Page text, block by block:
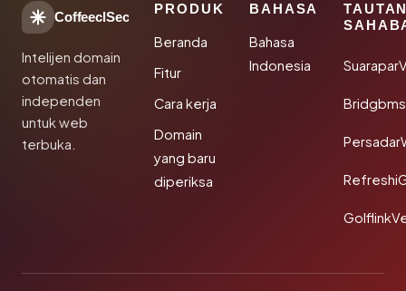
CoffeeclSec
Intelijen domain
otomatis dan
independen
untuk web
terbuka.
PRODUK
Beranda
Fitur
Cara kerja
Domain
yang baru
diperiksa
BAHASA
Bahasa
Indonesia